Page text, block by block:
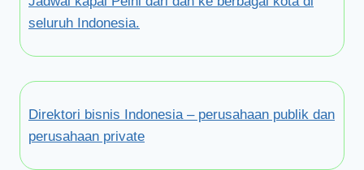
seluruh Indonesia.
Direktori bisnis Indonesia – perusahaan publik dan
perusahaan private